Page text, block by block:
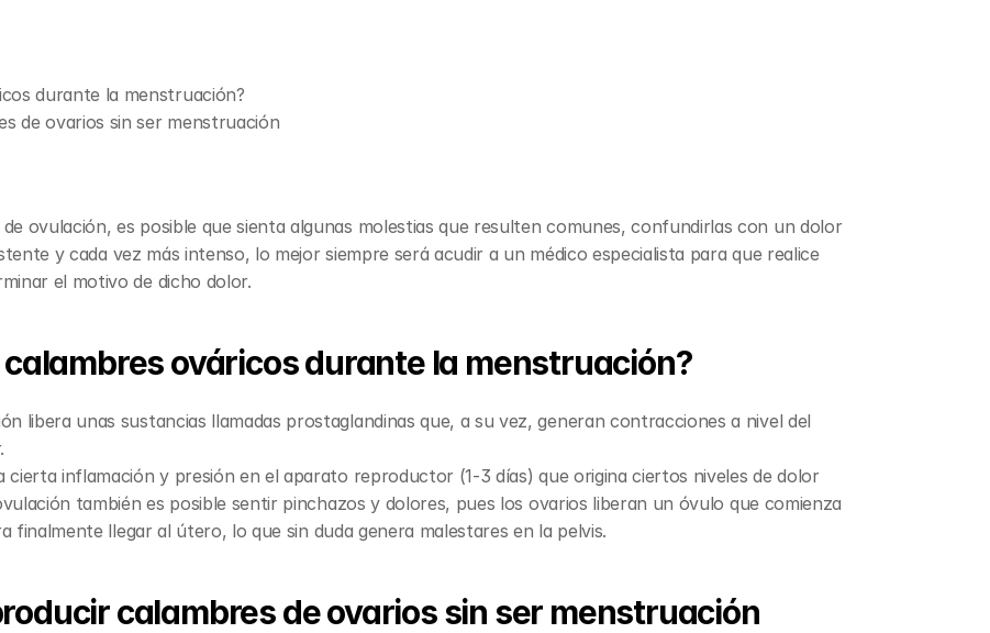
durante la menstruación?
de ovarios sin ser menstruación
ovulación, es posible que sienta algunas molestias que resulten comunes, confundirlas con un dolor
y cada vez más intenso, lo mejor siempre será acudir a un médico especialista para que realice
el motivo de dicho dolor.
ováricos durante la menstruación?
libera unas sustancias llamadas prostaglandinas que, a su vez, generan contracciones a nivel del
inflamación y presión en el aparato reproductor (1-3 días) que origina ciertos niveles de dolor
también es posible sentir pinchazos y dolores, pues los ovarios liberan un óvulo que comienza
finalmente llegar al útero, lo que sin duda genera malestares en la pelvis.
calambres de ovarios sin ser menstruación